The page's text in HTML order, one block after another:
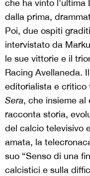
che ha vinto
dalla prima,
Poi, due ospiti
intervistato da
le sue vittorie e il
Racing Avellaneda.
editorialista e critico
Sera, che insieme
racconta storia,
del calcio televisivo
amata, la
suo “Senso di una
calcistici e sulla